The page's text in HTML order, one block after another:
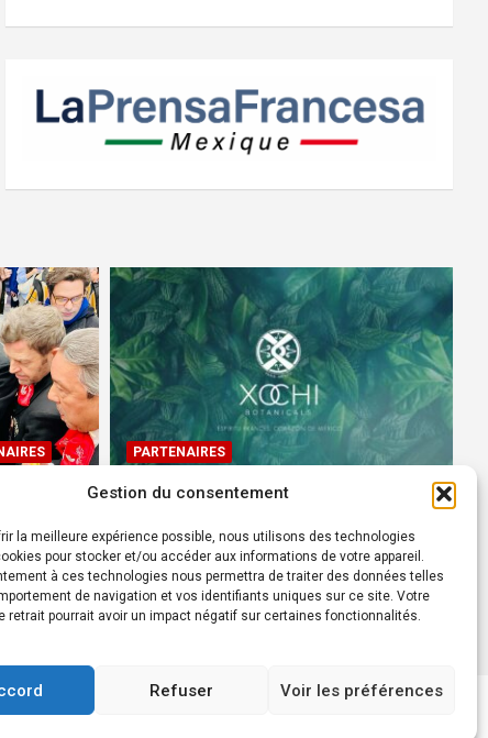
Gestion du consentement
la meilleure expérience possible, nous utilisons des technologies
pour stocker et/ou accéder aux informations de votre appareil.
à ces technologies nous permettra de traiter des données telles
de navigation et vos identifiants uniques sur ce site. Votre
retrait pourrait avoir un impact négatif sur certaines fonctionnalités.
Refuser Voir les préférences
à
PARTENAIRES
Devenez Ambassadeur XOCHI
BOTANICALS – « El espíritu
francés con corazón de
México! »
24 août 2022 Rédacteur